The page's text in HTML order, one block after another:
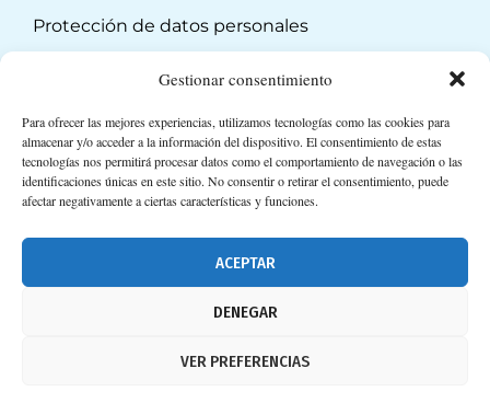
Gestionar consentimiento
Para ofrecer las mejores experiencias, utilizamos tecnologías como las cookies para
almacenar y/o acceder a la información del dispositivo. El consentimiento de estas
tecnologías nos permitirá procesar datos como el comportamiento de navegación o las
identificaciones únicas en este sitio. No consentir o retirar el consentimiento, puede
afectar negativamente a ciertas características y funciones.
ACEPTAR
DENEGAR
VER PREFERENCIAS
Protección de datos personales